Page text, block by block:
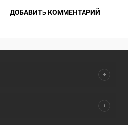
ДОБАВИТЬ КОММЕНТАРИЙ